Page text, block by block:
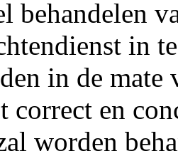
behandelen
in
in de
correct en
worden